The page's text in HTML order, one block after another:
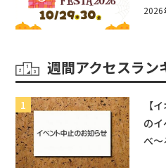
☆入
2026
週間アクセスラン
【
の
べ〜